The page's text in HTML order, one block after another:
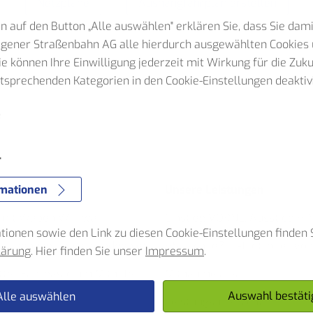
im Verbundgebiet
HST schließt E-Tretroller von
Leistungsübersicht
auf den Button „Alle auswählen" erklären Sie, dass Sie
Straßenbahn AG alle hierdurch ausgewählten Cookies
können Ihre Einwilligung jederzeit mit Wirkung für die
Kategorien in den Cookie-Einstellungen
sowie den Link zu diesen Cookie-Einstellungen finden
. Hier finden Sie unser Impressum.
auswählen Auswahl